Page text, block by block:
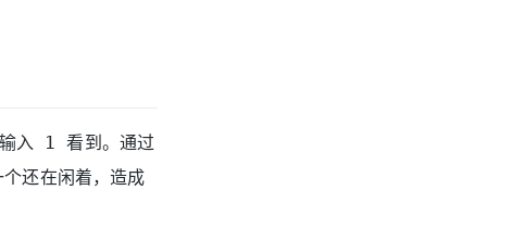
入 1 看到。通过
还在闲着，造成